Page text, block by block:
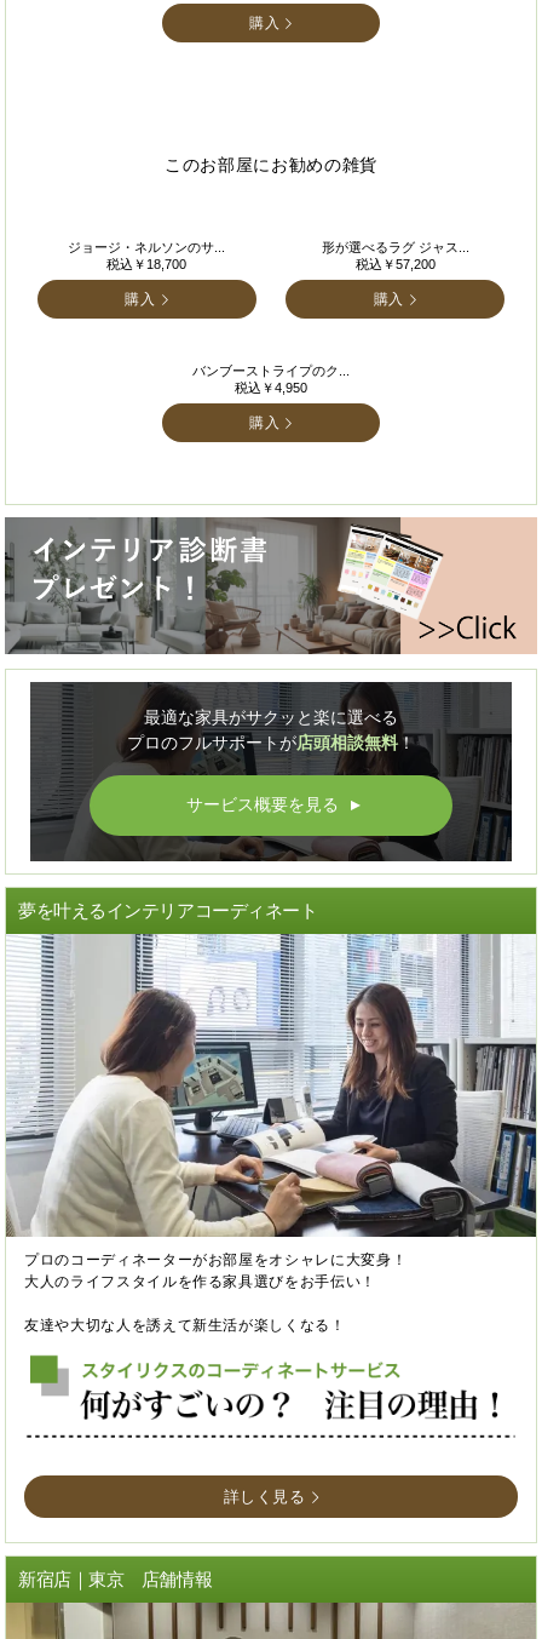
購入
このお部屋にお勧めの雑貨
ジョージ・ネルソンのサ...
税込￥18,700
購入
形が選べるラグ ジャス...
税込￥57,200
購入
バンブーストライプのク...
税込￥4,950
購入
最適な家具がサクッと楽に選べる
プロのフルサポートが店頭相談無料！
サービス概要を見る ▲
夢を叶えるインテリアコーディネート
プロのコーディネーターがお部屋をオシャレに大変身！
大人のライフスタイルを作る家具選びをお手伝い！
友達や大切な人を誘えて新生活が楽しくなる！
詳しく見る
新宿店｜東京 店舗情報